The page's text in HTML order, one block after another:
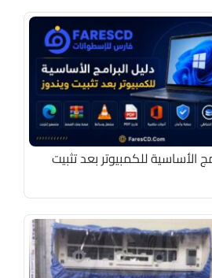
الأساسية للكمبيوتر بعد تثبيت